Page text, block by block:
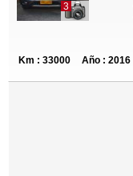
3
Km : 33000
Año : 2016